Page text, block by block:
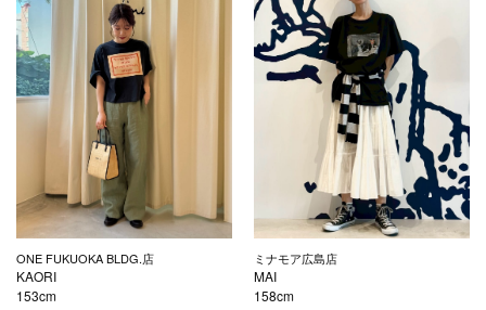
ONE FUKUOKA BLDG.店
KAORI
153cm
ミナモア広島店
MAI
158cm